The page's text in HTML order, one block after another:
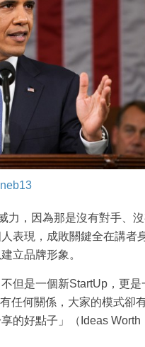
力，因為那是沒有對手、
表現，成敗關鍵全在講者
立品牌形象。
但是一個新StartUp，更是
任何關係，大家的模式卻
的好點子」（Ideas Worth